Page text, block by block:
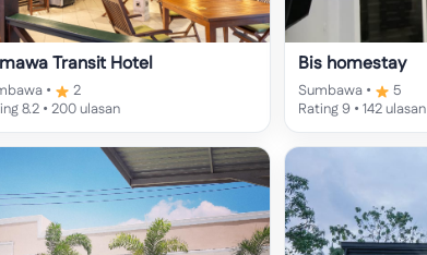
Transit Hotel
•
2
8.2 • 200 ulasan
Bis homestay
Sumbawa •
5
Rating 9 • 142 ulasan